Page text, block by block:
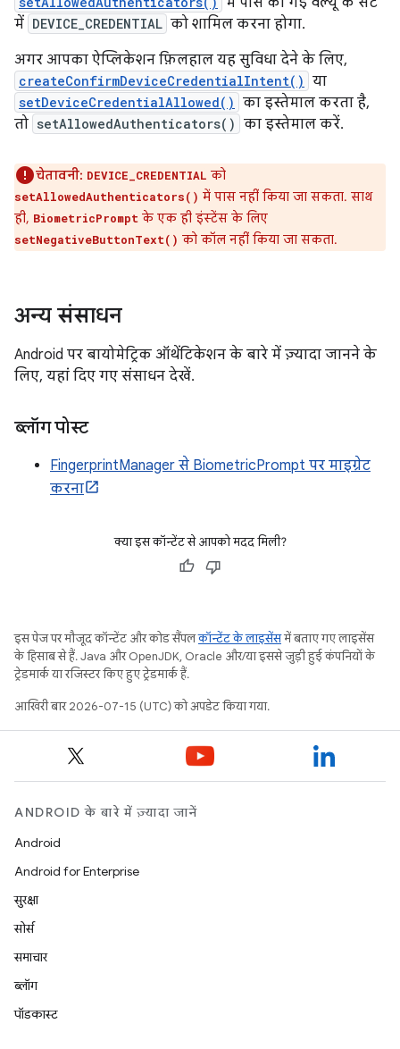
में DEVICE_CREDENTIAL को शामिल करना होगा.
अगर आपका ऐप्लिकेशन फ़िलहाल यह सुविधा देने के लिए,
createConfirmDeviceCredentialIntent() या
setDeviceCredentialAllowed() का इस्तेमाल करता है,
तो setAllowedAuthenticators() का इस्तेमाल करें.
चेतावनी: DEVICE_CREDENTIAL को
setAllowedAuthenticators() में पास नहीं किया जा सकता. साथ
ही, BiometricPrompt के एक ही इंस्टेंस के लिए
setNegativeButtonText() को कॉल नहीं किया जा सकता.
अन्य संसाधन
Android पर बायोमेट्रिक ऑथेंटिकेशन के बारे में ज़्यादा जानने के
लिए, यहां दिए गए संसाधन देखें.
ब्लॉग पोस्ट
FingerprintManager से BiometricPrompt पर माइग्रेट
करना
क्या इस कॉन्टेंट से आपको मदद मिली?
इस पेज पर मौजूद कॉन्टेंट और कोड सैंपलकॉन्टेंट के लाइसेंसमें बताए गए लाइसेंस
के हिसाब से हैं. Java और OpenJDK, Oracle और/या इससे जुड़ी हुई कंपनियों के
ट्रेडमार्क या रजिस्टर किए हुए ट्रेडमार्क हैं.
आखिरी बार 2026-07-15 (UTC) को अपडेट किया गया.
ANDROID के बारे में ज़्यादा जानें
Android
Android for Enterprise
सुरक्षा
सोर्स
समाचार
ब्लॉग
पॉडकास्ट